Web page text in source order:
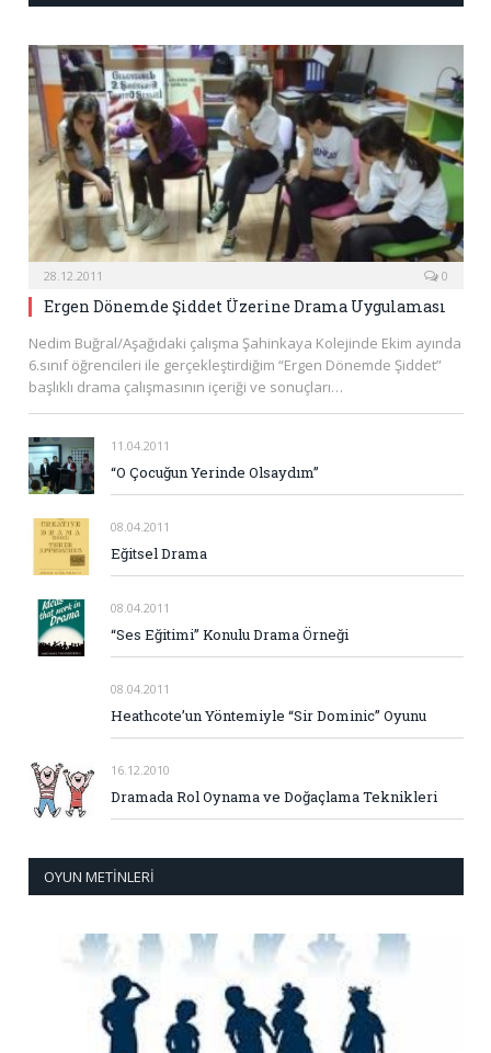
28.12.2011 0
Ergen Dönemde Şiddet Üzerine Drama Uygulaması
Nedim Buğral/Aşağıdaki çalışma Şahinkaya Kolejinde Ekim ayında
6.sınıf öğrencileri ile gerçekleştirdiğim “Ergen Dönemde Şiddet”
başlıklı drama çalışmasının içeriği ve sonuçları…
11.04.2011
“O Çocuğun Yerinde Olsaydım”
08.04.2011
Eğitsel Drama
08.04.2011
“Ses Eğitimi” Konulu Drama Örneği
08.04.2011
Heathcote’un Yöntemiyle “Sir Dominic” Oyunu
16.12.2010
Dramada Rol Oynama ve Doğaçlama Teknikleri
OYUN METINLERI